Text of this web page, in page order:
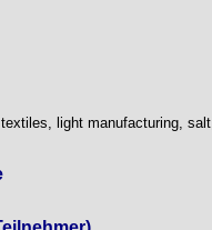
light manufacturing,